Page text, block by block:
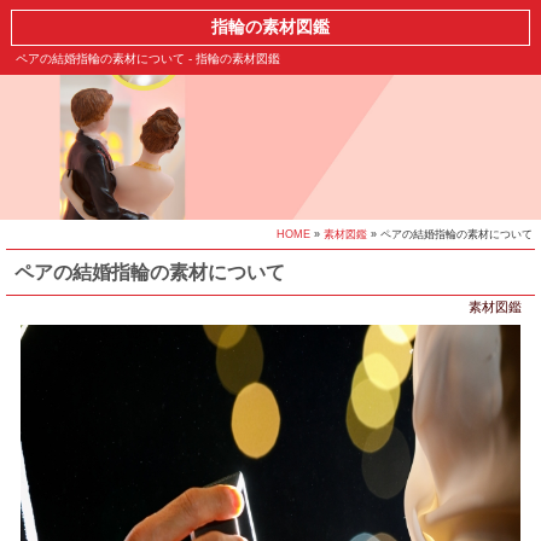
指輪の素材図鑑
ペアの結婚指輪の素材について - 指輪の素材図鑑
HOME » 素材図鑑 » ペアの結婚指輪の素材について
ペアの結婚指輪の素材について
素材図鑑